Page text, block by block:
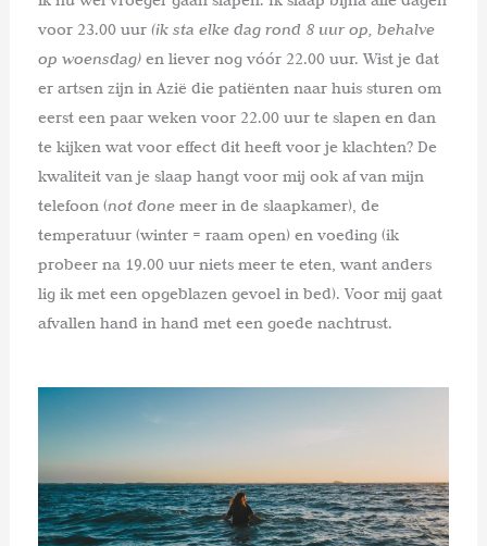
voor 23.00 uur(ik sta elke dag rond 8 uur op, behalve
op woensdag) en liever nog vóór 22.00 uur. Wist je dat
er artsen zijn in Azië die patiënten naar huis sturen om
eerst een paar weken voor 22.00 uur te slapen en dan
te kijken wat voor effect dit heeft voor je klachten? De
kwaliteit van je slaap hangt voor mij ook af van mijn
telefoon (not done meer in de slaapkamer), de
temperatuur (winter = raam open) en voeding (ik
probeer na 19.00 uur niets meer te eten, want anders
lig ik met een opgeblazen gevoel in bed). Voor mij gaat
afvallen hand in hand met een goede nachtrust.